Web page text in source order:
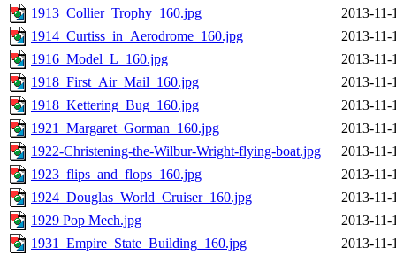
1913_Collier_Trophy_160.jpg
2013-11-
1914_Curtiss_in_Aerodrome_160.jpg
2013-11-
1916_Model_L_160.jpg
2013-11-
1918_First_Air_Mail_160.jpg
2013-11-
1918_Kettering_Bug_160.jpg
2013-11-
1921_Margaret_Gorman_160.jpg
2013-11-
1922-Christening-the-Wilbur-Wright-flying-boat.jpg
2013-11-
1923_flips_and_flops_160.jpg
2013-11-
1924_Douglas_World_Cruiser_160.jpg
2013-11-
1929 Pop Mech.jpg
2013-11-
1931_Empire_State_Building_160.jpg
2013-11-